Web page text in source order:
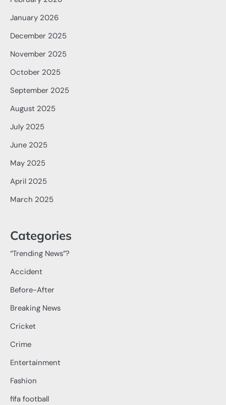
January 2026
December 2025
November 2025
October 2025
September 2025
August 2025
July 2025
June 2025
May 2025
April 2025
March 2025
Categories
“Trending News”?
Accident
Before-After
Breaking News
Cricket
Crime
Entertainment
Fashion
fifa football